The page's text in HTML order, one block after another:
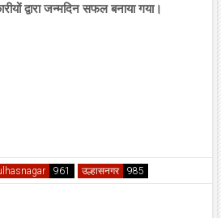
द्वारा जन्मदिन सफल बनाया गया।
उल्हासनगर